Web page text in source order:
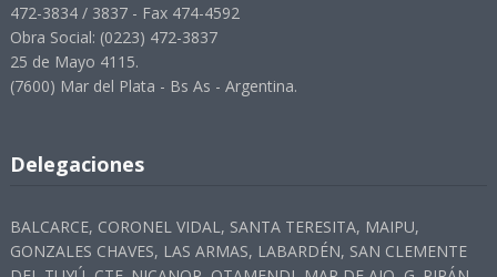
472-3834 / 3837 - Fax 474-4592
Obra Social: (0223) 472-3837
25 de Mayo 4115.
(7600) Mar del Plata - Bs As - Argentina.
Delegaciones
BALCARCE, CORONEL VIDAL, SANTA TERESITA, MAIPU,
GONZALES CHAVES, LAS ARMAS, LABARDÉN, SAN CLEMENTE